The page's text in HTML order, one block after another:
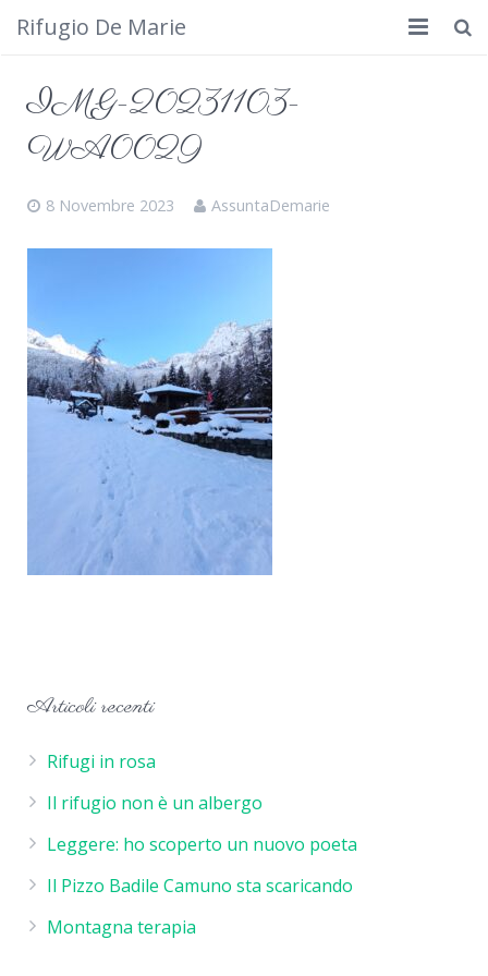
Rifugio De Marie
Dove siamo
Foto
Cimbergo da vedere
IMG-20231103-
WA0029
8 Novembre 2023 AssuntaDemarie
Articoli recenti
Rifugi in rosa
Il rifugio non è un albergo
Leggere: ho scoperto un nuovo poeta
Il Pizzo Badile Camuno sta scaricando
Montagna terapia